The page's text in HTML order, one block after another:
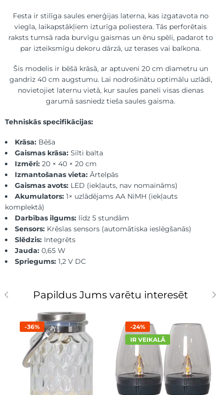
Festa ir stilīga saules enerģijas laterna, kas izgatavota no
viegla, laikapstākļiem izturīga poliestera. Tās perforētais
raksts tumsā rada burvīgu gaismas un ēnu spēli, padarot to
par izteiksmīgu dekoru dārzā, uz terases vai balkona.
Šis modelis ir bēšā krāsā, ar aptuveni 20 cm diametru un
gandrīz 40 cm augstumu. Lai nodrošinātu optimālu uzlādi,
novietojiet laternu vietā, kur saules paneli visas dienas
garumā sasniedz tieša saules gaisma.
Tehniskās specifikācijas:
Krāsa:Bēša
Gaismas krāsa:Silti balta
Izmēri:20 × 40 × 20 cm
Izmantošanas vieta:Ārtelpās
Gaismas avots:LED (iekļauts, nav nomaināms)
Akumulators:1× uzlādējams AA NiMH (iekļauts
komplektā)
Darbības ilgums:līdz 5 stundām
Sensors:Krēslas sensors (automātiska ieslēgšanās)
Slēdzis:Integrēts
Jauda:0,65 W
Spriegums:1,2 V DC
Papildus Jums varētu interesēt
-36%
-24%
IR VEIKALĀ